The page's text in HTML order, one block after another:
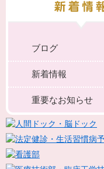
ブログ
新着情報
重要なお知らせ